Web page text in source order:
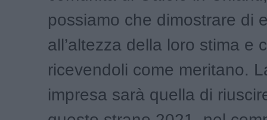
possiamo che dimostrare di
all’altezza della loro stima e
ricevendoli come meritano.
impresa sarà quella di